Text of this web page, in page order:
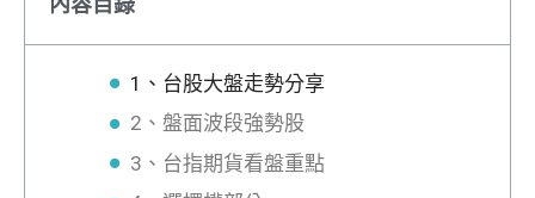
1、台股大盤走勢分享
2、盤面波段強勢股
3、台指期貨看盤重點